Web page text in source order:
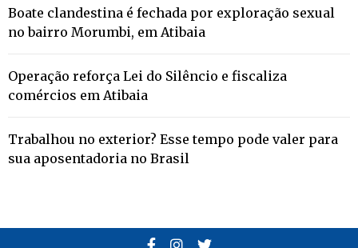
Boate clandestina é fechada por exploração sexual
no bairro Morumbi, em Atibaia
Operação reforça Lei do Silêncio e fiscaliza
comércios em Atibaia
Trabalhou no exterior? Esse tempo pode valer para
sua aposentadoria no Brasil